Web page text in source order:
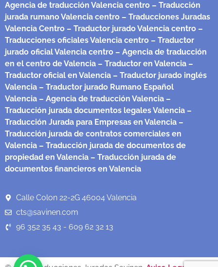
Agencia de traducción Valencia centro – Traducción
jurada rumano Valencia centro – Traducciones Juradas
Valencia Centro – Traductor jurado Valencia centro –
Traducciones oficiales Valencia centro – Traductor
jurado oficial Valencia centro – Agencia de traducción
en el centro de Valencia – Traductor en Valencia –
Traductor oficial en Valencia – Traductor jurado inglés
Valencia – Traductor jurado Rumano Español
Valencia – Agencia de traducción Valencia –
Traducción jurada documentos legales Valencia –
Traducción Jurada para Empresas en Valencia –
Traducción jurada de contratos comerciales en
Valencia – Traducción jurada de documentos de
propiedad en Valencia – Traducción jurada de
documentos financieros en Valencia
Calle Colon 22-2G 46004 Valencia
cts@savinen.com
96 352 35 43 - 609 62 32 13